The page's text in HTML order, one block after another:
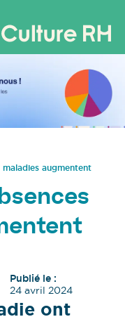
augmentent
Publié le :
24 avril 2024
ont